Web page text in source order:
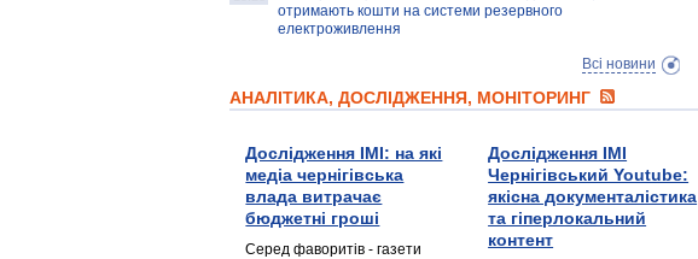
отримають кошти на системи резервного
електроживлення
Всі новини
АНАЛІТИКА, ДОСЛІДЖЕННЯ, МОНІТОРИНГ
Дослідження ІМІ: на які
медіа чернігівська
влада витрачає
бюджетні гроші
Серед фаворитів - газети
Дослідження ІМІ
Чернігівський Youtube:
якісна документалістика
та гіперлокальний
контент